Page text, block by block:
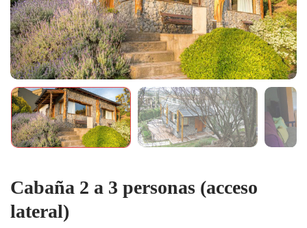
Cabaña 2 a 3 personas (acceso
lateral)